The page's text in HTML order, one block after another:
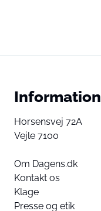
Information
Horsensvej 72A
Vejle 7100
Om Dagens.dk
Kontakt os
Klage
Presse og etik